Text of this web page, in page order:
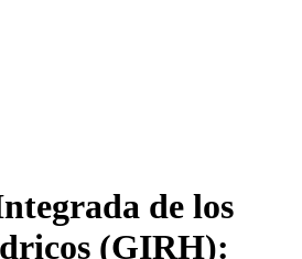
de los
(GIRH):